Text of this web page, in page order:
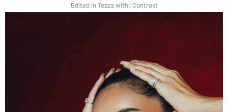
Edited in Tezza with: Contrast